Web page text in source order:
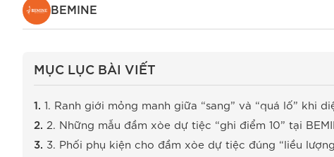
BEMINE
MỤC LỤC BÀI VIẾT
1. Ranh giới mỏng manh giữa “sang” và “quá lố” khi
2. Những mẫu đầm xòe dự tiệc “ghi điểm 10” tại
3. Phối phụ kiện cho đầm xòe dự tiệc đúng “liều